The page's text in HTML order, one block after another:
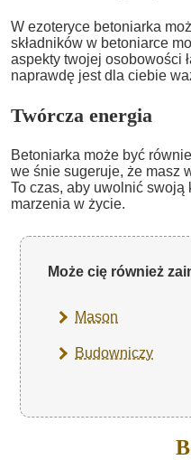
W ezoteryce betoniarka
składników w betoniarce
aspekty twojej osobowości
naprawdę jest dla ciebie
Twórcza energia
Betoniarka może być
we śnie sugeruje, że masz
To czas, aby uwolnić swoją
marzenia w życie.
Może cię również
Mason
Budowniczy